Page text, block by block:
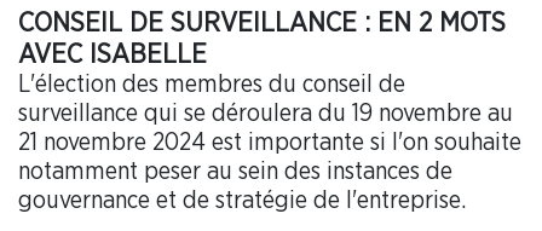
CONSEIL DE SURVEILLANCE : EN 2 MOTS
AVEC ISABELLE
L'élection des membres du conseil de
surveillance qui se déroulera du 19 novembre au
21 novembre 2024 est importante si l'on souhaite
notamment peser au sein des instances de
gouvernance et de stratégie de l'entreprise.